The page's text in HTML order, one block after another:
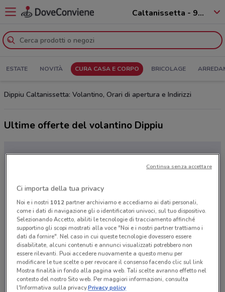
Caltanissetta - 93100
ESTATE NOVITÀ CURA CASA E CORPO BRICOLAGE
Dippiu Caltanissetta: Volantino, Orari di apertura e Indirizzi
Ultime offerte del volantino Dippiu
Ci dispiace, al momento non abbiamo pubblicato
volantini nella tua zona. Riprova più tardi.
Ci importa della tua privacy
Noi e i nostri 1012partner archiviamo e accediamo ai dati personali,
come i dati di navigazione gli o identificatori univoci, sul tuo dispositivo.
Selezionando Accetto, abiliti le tecnologie di tracciamento affinché
supportino gli scopi mostrati alla voce "Noi e i nostri partner trattiamo i
dati da fornire". Nel caso in cui queste tecnologie dovessero essere
disabilitate, alcuni contenuti e annunci visualizzati potrebbero non
essere rilevanti. Puoi accedere nuovamente a questo menu per
modificare le tue scelte o per revocare il consenso facendo clic sul link
Mostra finalità in fondo alla pagina web. Tali scelte avranno effetto nel
contesto del nostro Sito web. Per maggiori informazioni, consulta
l'Informativa sulla privacy.Privacy policy
Continua senza accettare